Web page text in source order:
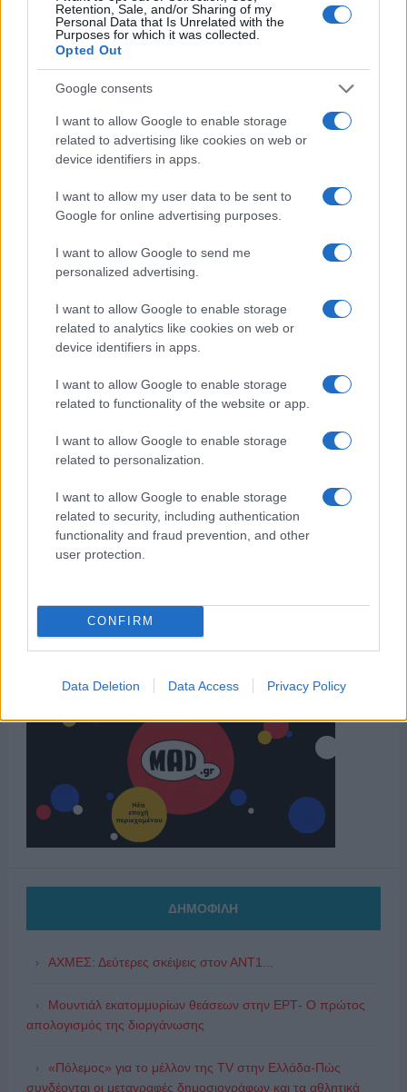
Retention, Sale, and/or Sharing of my
Personal Data that Is Unrelated with the
Purposes for which it was collected.
Opted Out
Google consents
I want to allow Google to enable storage
related to advertising like cookies on web or
device identifiers in apps.
I want to allow my user data to be sent to
Google for online advertising purposes.
I want to allow Google to send me
personalized advertising.
I want to allow Google to enable storage
related to analytics like cookies on web or
device identifiers in apps.
I want to allow Google to enable storage
related to functionality of the website or app.
I want to allow Google to enable storage
related to personalization.
I want to allow Google to enable storage
related to security, including authentication
functionality and fraud prevention, and other
user protection.
CONFIRM
Data Deletion Data Access Privacy Policy
ΟΣΑ ΧΡΕΙΑΖΕΣΑΙ
ΓΙΑ ΤΟ ΚΑΛΟΚΑΙΡΙ ΣΟΥ →
ΤΟ ΠΑΡΟΝ ΤΗΣ ΚΥΡΙΑΚΗΣ
ΔΗΜΟΦΙΛΗ
ΑΧΜΕΣ: Δεύτερες σκέψεις στον ΑΝΤ1...
Μουντιάλ εκατομμυρίων θεάσεων στην ΕΡΤ- Ο πρώτος
απολογισμός της διοργάνωσης
«Πόλεμος» για το μέλλον της TV στην Ελλάδα-Πώς
συνδέονται οι μεταγραφές δημοσιογράφων και τα αθλητικά